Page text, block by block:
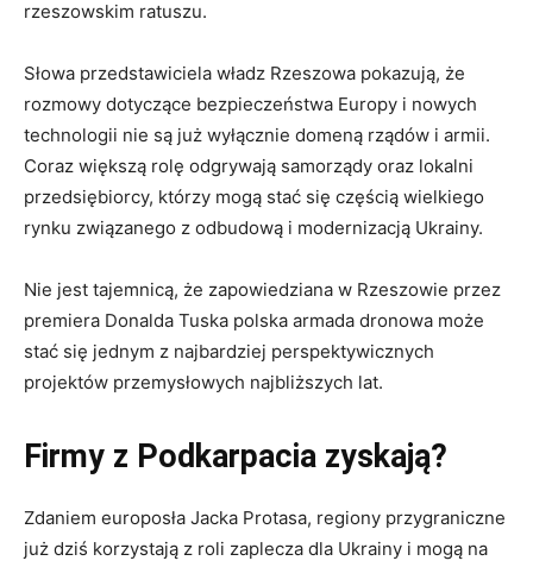
rzeszowskim ratuszu.
Słowa przedstawiciela władz Rzeszowa pokazują, że
rozmowy dotyczące bezpieczeństwa Europy i nowych
technologii nie są już wyłącznie domeną rządów i armii.
Coraz większą rolę odgrywają samorządy oraz lokalni
przedsiębiorcy, którzy mogą stać się częścią wielkiego
rynku związanego z odbudową i modernizacją Ukrainy.
Nie jest tajemnicą, że zapowiedziana w Rzeszowie przez
premiera Donalda Tuska polska armada dronowa może
stać się jednym z najbardziej perspektywicznych
projektów przemysłowych najbliższych lat.
Firmy z Podkarpacia zyskają?
Zdaniem europosła Jacka Protasa, regiony przygraniczne
już dziś korzystają z roli zaplecza dla Ukrainy i mogą na